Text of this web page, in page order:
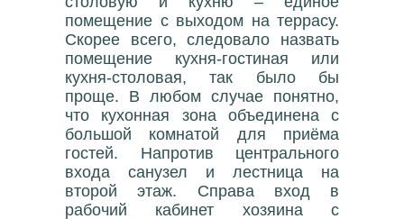
помещение с выходом на террасу.
Скорее всего, следовало назвать
помещение кухня-гостиная или
кухня-столовая, так было бы
проще. В любом случае понятно,
что кухонная зона объединена с
большой комнатой для приёма
гостей. Напротив центрального
входа санузел и лестница на
второй этаж. Справа вход в
рабочий кабинет хозяина с